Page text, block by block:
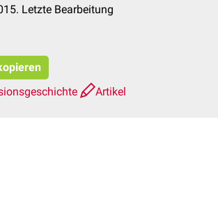
Letzte Bearbeitung
Artikel